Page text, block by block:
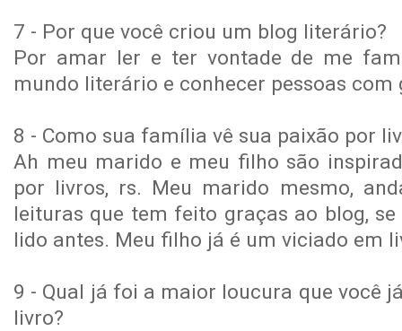
7 - Por que você criou um blog literário?
Por amar ler e ter vontade de me
mundo literário e conhecer pessoas
8 - Como sua família vê sua paixão por
Ah meu marido e meu filho são
por livros, rs. Meu marido mesmo,
leituras que tem feito graças ao blog,
lido antes. Meu filho já é um viciado em
9 - Qual já foi a maior loucura que você
livro?